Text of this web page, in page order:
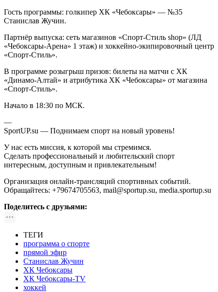
Гость программы: голкипер ХК «Чебоксары» — №35
Станислав Жучин.
Партнёр выпуска: сеть магазинов «Спорт-Стиль shop» (ЛД
«Чебоксары-Арена» 1 этаж) и хоккейно-экипировочный центр
«Спорт-Стиль».
В программе розыгрыш призов: билеты на матчи с ХК
«Динамо-Алтай» и атрибутика ХК «Чебоксары» от магазина
«Спорт-Стиль».
Начало в 18:30 по МСК.
—
SportUP.su — Поднимаем спорт на новый уровень!
У нас есть миссия, к которой мы стремимся.
Сделать профессиональный и любительский спорт
интересным, доступным и привлекательным!
Организация онлайн-трансляций спортивных событий.
Обращайтесь: +79674705563, mail@sportup.su, media.sportup.su
Поделитесь с друзьями:
ТЕГИ
программа о спорте
прямой эфир
Станислав Жучин
ХК Чебоксары
ХК Чебоксары-TV
хоккей